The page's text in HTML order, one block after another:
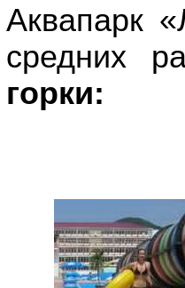
Аквапарк
средних
горки: